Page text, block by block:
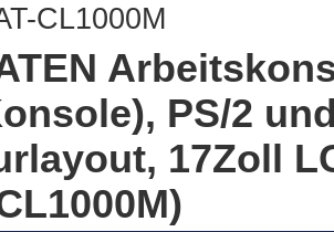
CL1000M
PS/2
17Zoll